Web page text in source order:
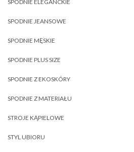
SPODNIE ELEGANCKIE
SPODNIE JEANSOWE
SPODNIE MĘSKIE
SPODNIE PLUS SIZE
SPODNIE Z EKOSKÓRY
SPODNIE Z MATERIAŁU
STROJE KĄPIELOWE
STYL UBIORU